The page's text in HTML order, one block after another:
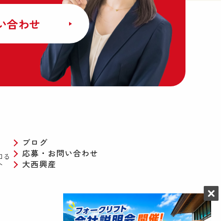
合わせ
ブログ
応募・お問い合わせ
大西興産